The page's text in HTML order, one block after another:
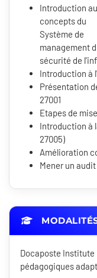
Introduction
concepts du
Système de
management
sécurité de
Introduction à
Présentation
27001
Etapes de
Introduction à
27005)
Amélioration
Mener un
Docaposte
pédagogiques